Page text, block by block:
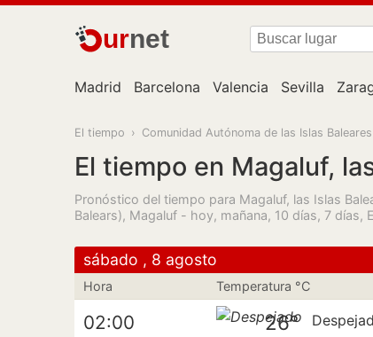
urnet
Madrid Barcelona Valencia Sevilla
El tiempo › Comunidad Autónoma de las Islas Baleares
El tiempo en Magaluf,
Pronóstico del tiempo para Magaluf, las Islas
Balears), Magaluf - hoy, mañana, 10 días, 7 días,
sábado , 8 agosto
Hora Temperatura °C
02:00 26°